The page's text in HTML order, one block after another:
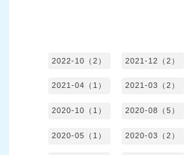
2022-10（2） 2021-12（2）
2021-04（1） 2021-03（2）
2020-10（1） 2020-08（5）
2020-05（1） 2020-03（2）